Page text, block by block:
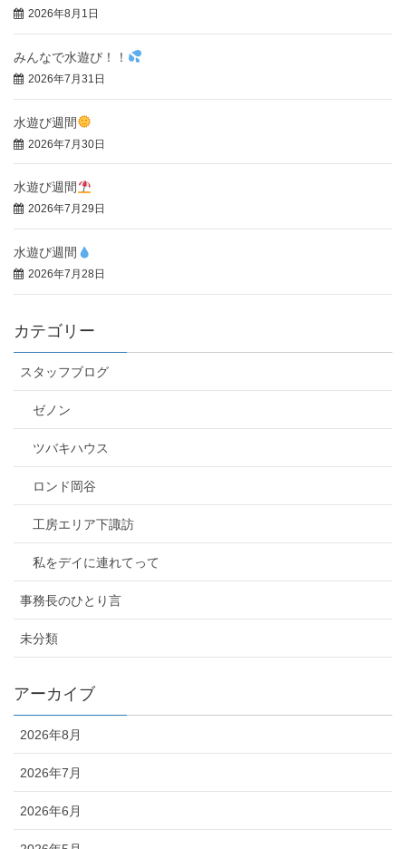
2026年8月1日
みんなで水遊び！！
2026年7月31日
水遊び週間
2026年7月30日
水遊び週間
2026年7月29日
水遊び週間
2026年7月28日
カテゴリー
スタッフブログ
ゼノン
ツバキハウス
ロンド岡谷
工房エリア下諏訪
私をデイに連れてって
事務長のひとり言
未分類
アーカイブ
2026年8月
2026年7月
2026年6月